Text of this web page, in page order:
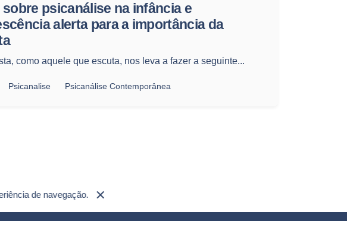
Conceitos Fundamentais
psicanálise na infância e
alerta para a importância da
como aquele que escuta, nos leva a fazer a seguinte...
Psicanalise Psicanálise Contemporânea
de navegação.